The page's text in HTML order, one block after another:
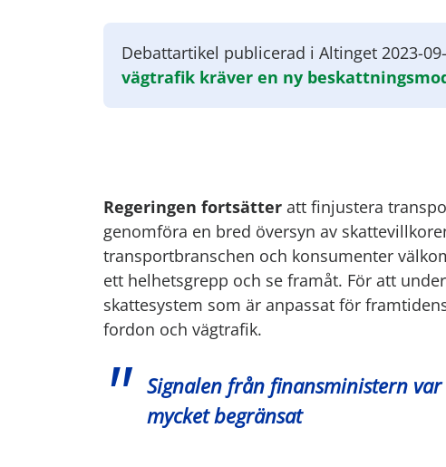
Debattartikel publicerad i Altinget 2023-
vägtrafik kräver en ny
Regeringen fortsätter att finjustera
genomföra en bred översyn av
transportbranschen och konsumenter
ett helhetsgrepp och se framåt. För att
skattesystem som är anpassat för
fordon och vägtrafik.
Signalen från finansministern
mycket begränsat